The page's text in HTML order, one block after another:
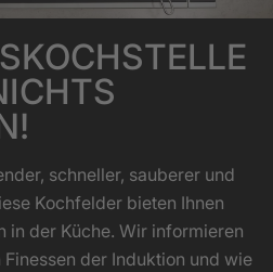
schneller, sauberer und
Kochfelder bieten Ihnen
in der Küche. Wir informieren
der Induktion und wie